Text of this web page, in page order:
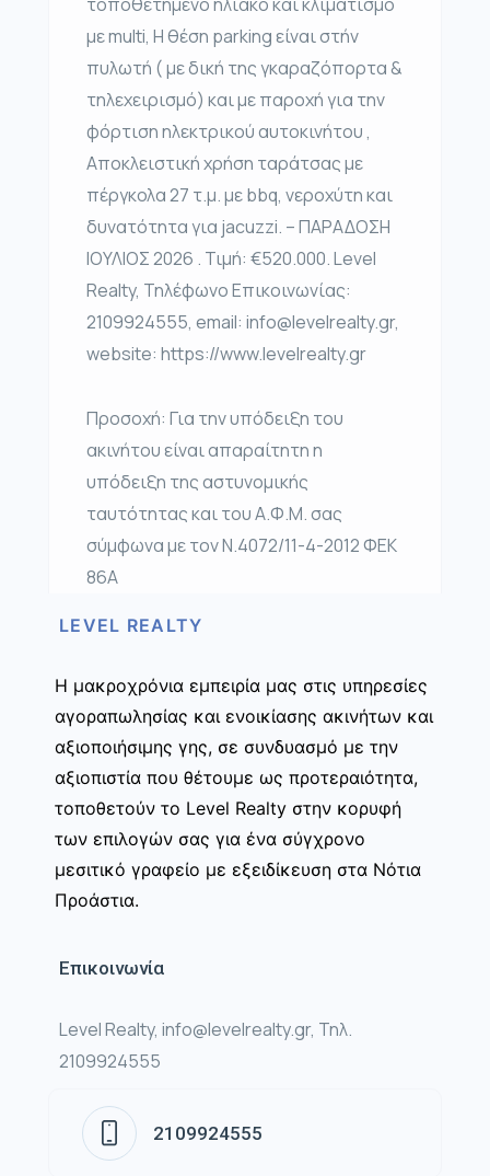
με multi, Η θέση parking είναι στήν
πυλωτή ( με δική της γκαραζόπορτα &
τηλεχειρισμό) και με παροχή για την
φόρτιση ηλεκτρικού αυτοκινήτου ,
Αποκλειστική χρήση ταράτσας με
πέργκολα 27 τ.μ. με bbq, νεροχύτη και
δυνατότητα για jacuzzi. – ΠΑΡΑΔΟΣΗ
ΙΟΥΛΙΟΣ 2026 . Τιμή: €520.000. Level
Realty, Τηλέφωνο Επικοινωνίας:
2109924555, email: info@levelrealty.gr,
website: https://www.levelrealty.gr
Προσοχή: Για την υπόδειξη του
ακινήτου είναι απαραίτητη η
υπόδειξη της αστυνομικής
ταυτότητας και του Α.Φ.Μ. σας
σύμφωνα με τον Ν.4072/11-4-2012 ΦΕΚ
86Α
LEVEL REALTY
Η μακροχρόνια εμπειρία μας στις υπηρεσίες
αγοραπωλησίας και ενοικίασης ακινήτων και
αξιοποιήσιμης γης, σε συνδυασμό με την
αξιοπιστία που θέτουμε ως προτεραιότητα,
τοποθετούν το Level Realty στην κορυφή
των επιλογών σας για ένα σύγχρονο
μεσιτικό γραφείο με εξειδίκευση στα Νότια
Προάστια.
Επικοινωνία
Level Realty, info@levelrealty.gr, Τηλ.
2109924555
2109924555